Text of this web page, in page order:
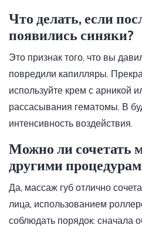
Что делать, если
появились синяки?
Это признак того, что вы
повредили капилляры.
используйте крем с арникой
рассасывания гематомы. В
интенсивность воздействия.
Можно ли сочетать
другими
Да, массаж губ отлично
лица, использованием
соблюдать порядок: сначала